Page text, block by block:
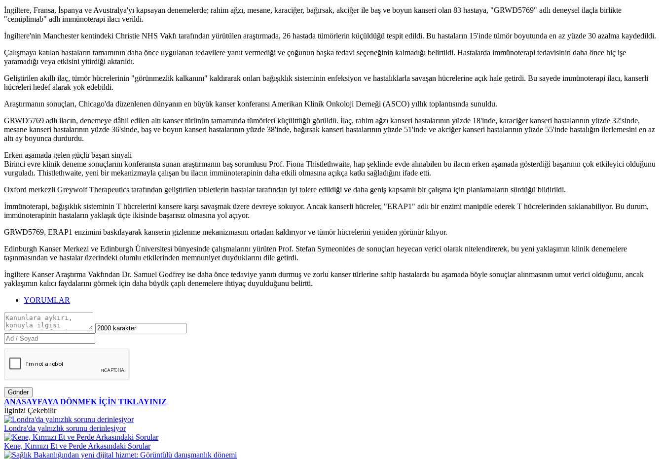
İngiltere, Fransa, İspanya ve Avustralya'yı kapsayan denemelerde; rahim ağzı, mesane, karaciğer, bağırsak, akciğer ile baş ve boyun kanseri olan 83 hastaya, "GRWD5769" adlı deneysel ilaçla birlikte
"cemiplimab" adlı immünoterapi ilacı verildi.
İngiltere'nin Manchester kentindeki Christie NHS Vakfı tarafından yürütülen araştırmada, 26 hastada tümörlerin küçüldüğü tespit edildi. Bu hastaların 15'inde tümör boyutunda en az yüzde 30 azalma kaydedildi.
Çalışmaya katılan hastaların tamamının daha önce uygulanan tedavilere yanıt vermediği ve çoğunun başka tedavi seçeneğinin kalmadığı belirtildi. Hastalarda immünoterapi tedavisinin daha önce hiç işe
yaramadığı veya etkisini yitirdiği aktarıldı.
Geliştirilen akıllı ilaç, tümör hücrelerinin "görünmezlik kalkanını" kaldırarak onları bağışıklık sisteminin enfeksiyon ve hastalıklarla savaşan hücrelerine açık hale getirdi. Bu sayede immünoterapi ilacı, kanserli
hücreleri hedef alarak yok edebildi.
Araştırmanın sonuçları, Chicago'da düzenlenen dünyanın en büyük kanser konferansı Amerikan Klinik Onkoloji Derneği (ASCO) yıllık toplantısında sunuldu.
GRWD5769 adlı ilacın, denemeye dâhil edilen altı kanser türünün tamamında tümörleri küçülttüğü görüldü. İlaç, rahim ağzı kanseri hastalarının yüzde 18'inde, karaciğer kanseri hastalarının yüzde 32'sinde,
mesane kanseri hastalarının yüzde 36'sinde, baş ve boyun kanseri hastalarının yüzde 38'inde, bağırsak kanseri hastalarının yüzde 51'inde ve akciğer kanseri hastalarının yüzde 55'inde hastalığın ilerlemesini en az
altı ay boyunca durdurdu.
Erken aşamada gelen güçlü başarı sinyali
Birinci evre klinik deneme sonuçlarını konferansta sunan araştırmanın baş sorumlusu Prof. Fiona Thistlethwaite, hap şeklinde evde alınabilen bu ilacın erken aşamada gösterdiği başarının çok etkileyici olduğunu
vurguladı. Thistlethwaite, yeni bir mekanizmayla çalışan bu ilacın immünoterapinin daha etkili olmasına açıkça katkı sağladığını ifade etti.
Oxford merkezli Greywolf Therapeutics tarafından geliştirilen tabletlerin hastalar tarafından iyi tolere edildiği ve daha geniş kapsamlı bir çalışma için planlamaların sürdüğü bildirildi.
İmmünoterapi, bağışıklık sisteminin T hücrelerini kansere karşı savaşmak üzere devreye sokuyor. Ancak kanserli hücreler, "ERAP1" adlı bir enzimi manipüle ederek T hücrelerinden saklanabiliyor. Bu durum,
immünoterapinin hastaların yaklaşık üçte ikisinde başarısız olmasına yol açıyor.
GRWD5769, ERAP1 enzimini baskılayarak kanserin gizlenme mekanizmasını ortadan kaldırıyor ve tümör hücrelerini yeniden görünür kılıyor.
Edinburgh Kanser Merkezi ve Edinburgh Üniversitesi bünyesinde çalışmalarını yürüten Prof. Stefan Symeonides de sonuçları heyecan verici olarak nitelendirerek, bu yeni yaklaşımın klinik denemelere
taşınmasından ve hastalar üzerindeki olumlu etkilerinden memnuniyet duyduklarını dile getirdi.
İngiltere Kanser Araştırma Vakfından Dr. Samuel Godfrey ise daha önce tedaviye yanıtı durmuş ve zorlu kanser türlerine sahip hastalarda bu aşamada böyle sonuçlar alınmasının umut verici olduğunu, ancak
yaklaşımın kalıcı faydalarını görmek için daha büyük çaplı denemelere ihtiyaç duyulduğunu belirtti.
YORUMLAR
Gönder
ANASAYFAYA DÖNMEK İÇİN TIKLAYINIZ
İlginizi Çekebilir
Londra'da yalnızlık sorunu derinleşiyor
Kene, Kırmızı Et ve Perde Arkasındaki Sorular